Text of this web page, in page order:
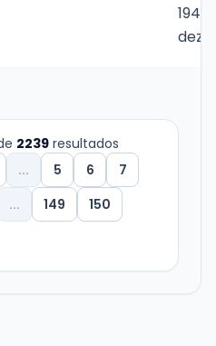
2239 resultados
... 5 6
7
... 149
150